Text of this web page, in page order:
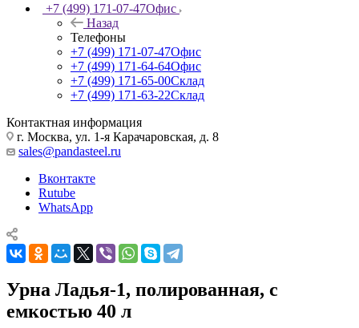
+7 (499) 171-07-47Офис
Назад
Телефоны
+7 (499) 171-07-47Офис
+7 (499) 171-64-64Офис
+7 (499) 171-65-00Склад
+7 (499) 171-63-22Склад
Контактная информация
г. Москва, ул. 1-я Карачаровская, д. 8
sales@pandasteel.ru
Вконтакте
Rutube
WhatsApp
Урна Ладья-1, полированная, с
емкостью 40 л